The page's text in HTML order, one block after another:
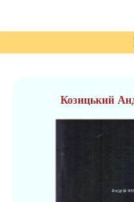
Козицький